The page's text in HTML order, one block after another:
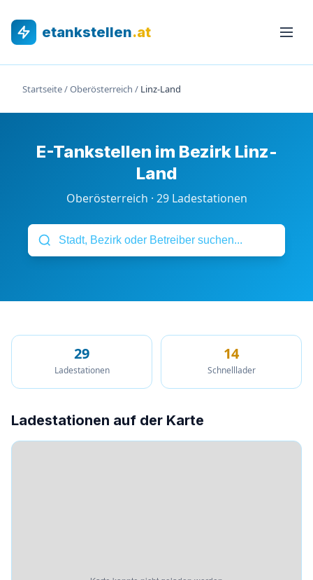
etankstellen.at
Startseite/Oberösterreich / Linz-Land
E-Tankstellen im Bezirk Linz-
Land
Oberösterreich · 29 Ladestationen
29
Ladestationen
14
Schnelllader
Ladestationen auf der Karte